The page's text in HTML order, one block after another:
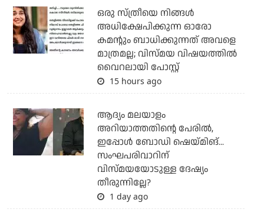
ഒരു സ്ത്രീയെ നിങ്ങള്‍
അധിക്ഷേപിക്കുന്ന ഓരോ
കമന്റും ബാധിക്കുന്നത് അവളെ
മാത്രമല്ല; വിസ്മയ വിഷയത്തില്‍
വൈറലായി പോസ്റ്റ്
15 hours ago
ആദ്യം മലയാളം
അറിയാത്തതിന്റെ പേരില്‍,
ഇപ്പോള്‍ ബോഡി ഷെയ്മിങ്...
സംഘപരിവാറിന്
വിസ്മയയോടുള്ള ദേഷ്യം
തീരുന്നില്ലേ?
1 day ago